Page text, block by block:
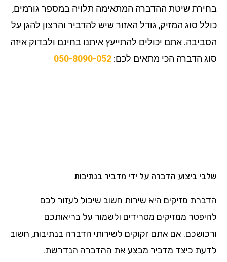
בחירת שיטת ההדברה המתאימה תלויה במספר גורמים,
כולל סוג המזיק, גודל האזור שיש להדביר והרצון להגן על
הסביבה. אתם יכולים להתייעץ איתנו בחינם ולבדוק איזה
סוג הדברה הכי מתאים לכם: 050-8090-052
שלבי ביצוע הדברה על ידי מדביר בנתיבות
הדברת מזיקים היא שירות חשוב שיכול לעזור לכם
להיפטר ממזיקים מטרידים ולשמור על בריאותכם
ורכושכם. אם אתם זקוקים לשירותי הדברה בנתיבות, חשוב
לדעת כיצד מדביר מבצע את ההדברה הנדרשת.